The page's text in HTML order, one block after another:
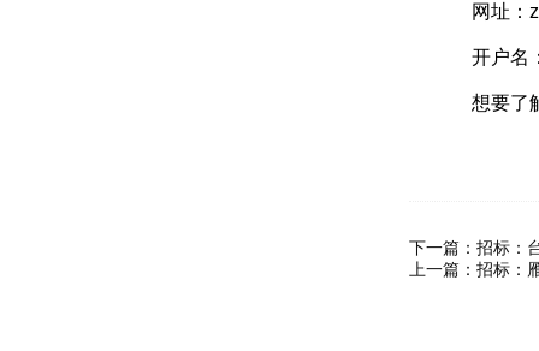
网址：
开户名：
想要了解
下一篇： 招标：
上一篇： 招标：